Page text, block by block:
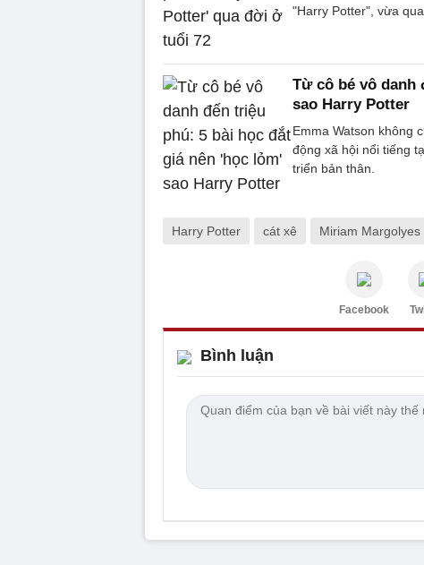
"Harry Potter", vừa
Từ cô bé vô danh
sao Harry Potter
Emma Watson không
động xã hội nổi tiếng
triển bản thân.
Harry Potter cát xê Miriam Margolyes
Facebook
Bình luận